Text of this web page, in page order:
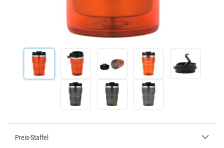
Preis-Staffel